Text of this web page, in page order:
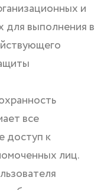
и
для выполнения в
все
доступ к
лиц.